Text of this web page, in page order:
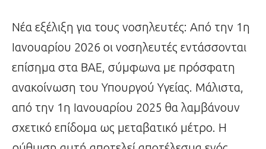
Νέα εξέλιξη για τους νοσηλευτές: Από την 1η
Ιανουαρίου 2026 οι νοσηλευτές εντάσσονται
επίσημα στα ΒΑΕ, σύμφωνα με πρόσφατη
ανακοίνωση του Υπουργού Υγείας. Μάλιστα,
από την 1η Ιανουαρίου 2025 θα λαμβάνουν
σχετικό επίδομα ως μεταβατικό μέτρο. Η